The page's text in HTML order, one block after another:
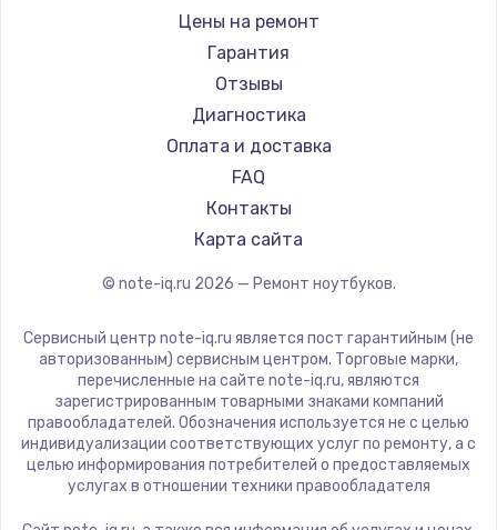
Ремонт ноутбуков iru
Ремонт ноутбуков Machenike
Ремонт ноутбуков DEXP
Ремонт ноутбуков Teclast
Ремонт ноутбуков CHUWI
Ремонт ноутбуков Colorful
Gigabyte
Aorus
Maibenben
Getac
Epson
Philips
LG
Panasonic
ZTE
Hiper
Evga
Google
Echips
Цены на ремонт
Гарантия
Отзывы
Диагностика
Оплата и доставка
FAQ
Контакты
Карта сайта
© note-iq.ru 2026 — Ремонт ноутбуков.
Сервисный центр note-iq.ru является пост гарантийным (не
авторизованным) сервисным центром. Торговые марки,
перечисленные на сайте note-iq.ru, являются
зарегистрированным товарными знаками компаний
правообладателей. Обозначения используется не с целью
индивидуализации соответствующих услуг по ремонту, а с
целью информирования потребителей о предоставляемых
услугах в отношении техники правообладателя